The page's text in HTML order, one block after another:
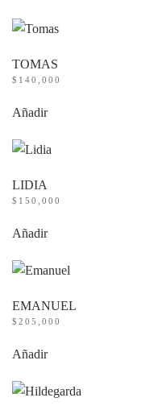
TOMAS
$ 140,000
Añadir
LIDIA
$ 150,000
Añadir
EMANUEL
$ 205,000
Añadir